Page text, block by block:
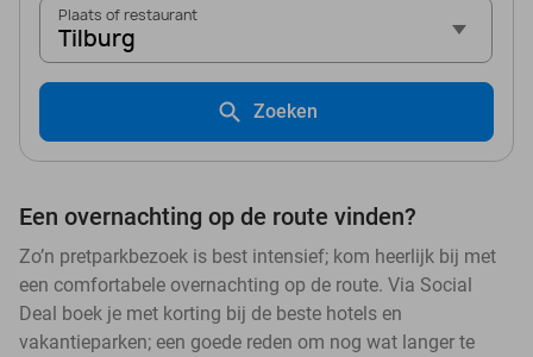
Plaats of restaurant
Tilburg
Zoeken
Een overnachting op de route vinden?
Zo’n pretparkbezoek is best intensief; kom heerlijk bij met
een comfortabele overnachting op de route. Via Social
Deal boek je met korting bij de beste hotels en
vakantieparken; een goede reden om nog wat langer te